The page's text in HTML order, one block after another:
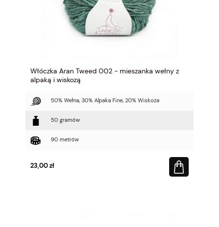
Włóczka Aran Tweed 002 - mieszanka wełny z
alpaką i wiskozą
50% Wełna, 30% Alpaka Fine, 20% Wiskoza
50 gramów
90 metrów
23,00 zł